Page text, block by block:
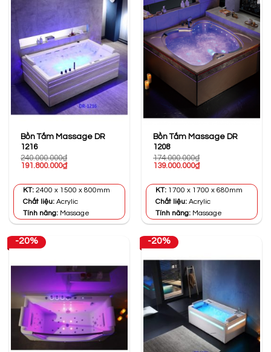
Bồn Tắm Massage DR
1216
240.000.000₫
Giá
240.000.000₫.
191.800.000₫Giá
là:
KT:2400 x 1500 x 800mm
Chất liệu: Acrylic
Tính năng: Massage
Bồn Tắm Massage DR
1208
174.000.000₫
Giá
174.000.000₫.
139.000.000₫Giá
là:
KT: 1700 x 1700 x 680mm
Chất liệu: Acrylic
Tính năng: Massage
-20% -20%